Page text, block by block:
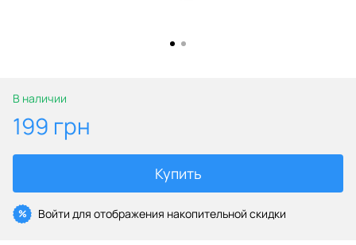
В наличии
199 грн
Купить
% Войти для отображения накопительной скидки